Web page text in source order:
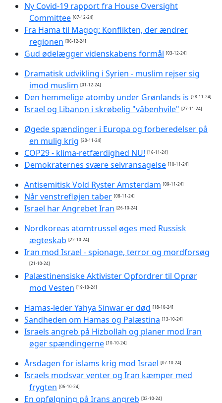
Ny Covid-19 rapport fra House Oversight
Committee [07-12-24]
Fra Hama til Magog: Konflikten, der ændrer
regionen [06-12-24]
Gud ødelægger videnskabens formål [03-12-24]
Dramatisk udvikling i Syrien - muslim rejser sig
imod muslim [01-12-24]
Den hemmelige atomby under Grønlands is [28-11-24]
Israel og Libanon i skrøbelig "våbenhvile" [27-11-24]
Øgede spændinger i Europa og forberedelser på
en mulig krig [20-11-24]
COP29 - klima-retfærdighed NU! [16-11-24]
Demokraternes svære selvransagelse [10-11-24]
Antisemitisk Vold Ryster Amsterdam [09-11-24]
Når venstrefløjen taber [08-11-24]
Israel har Angrebet Iran [26-10-24]
Nordkoreas atomtrussel øges med Russisk
ægteskab [22-10-24]
Iran mod Israel - spionage, terror og mordforsøg
[21-10-24]
Palæstinensiske Aktivister Opfordrer til Oprør
mod Vesten [19-10-24]
Hamas-leder Yahya Sinwar er død [18-10-24]
Sandheden om Hamas og Palæstina [13-10-24]
Israels angreb på Hizbollah og planer mod Iran
øger spændingerne [10-10-24]
Årsdagen for islams krig mod Israel [07-10-24]
Israels modsvar venter og Iran kæmper med
frygten [06-10-24]
En opfølgning på Irans angreb [02-10-24]